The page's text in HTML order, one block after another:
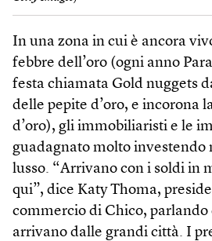
In una zona in cui è ancora
febbre dell’oro (ogni anno
festa chiamata Gold nuggets
delle pepite d’oro, e incorona
d’oro), gli immobiliaristi e le
guadagnato molto
lusso. “Arrivano con i soldi in
qui”, dice Katy Thoma,
commercio di Chico, parlando
arrivano dalle grandi città. I